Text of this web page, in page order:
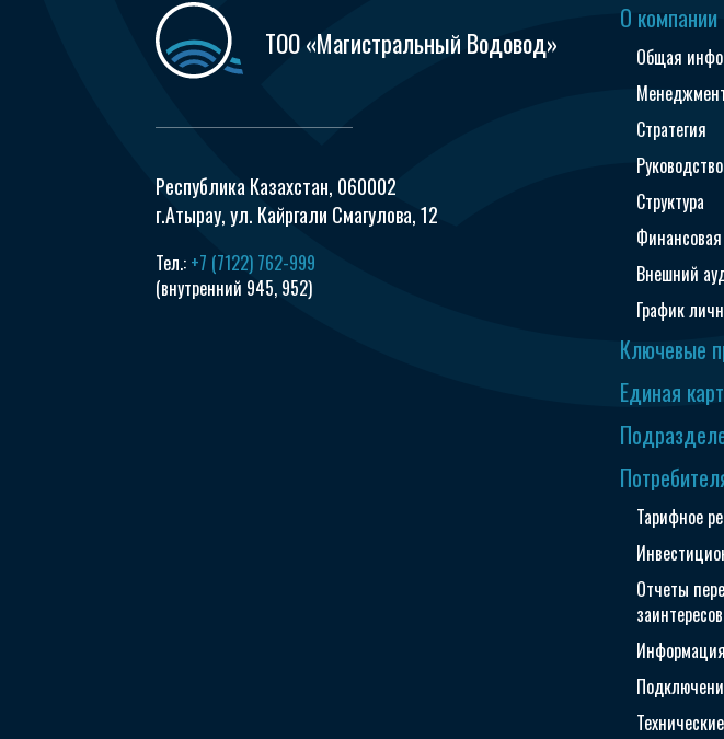
ТОО «Магистральный Водовод»
Республика Казахстан, 060002
г.Атырау, ул. Кайргали Смагулова, 12
Тел.: +7 (7122) 762-999
(внутренний 945, 952)
О компании
Общая
Стратегия
Руководство
Структура
Внешний
График
Ключевые
Единая
Тарифное
Отчеты